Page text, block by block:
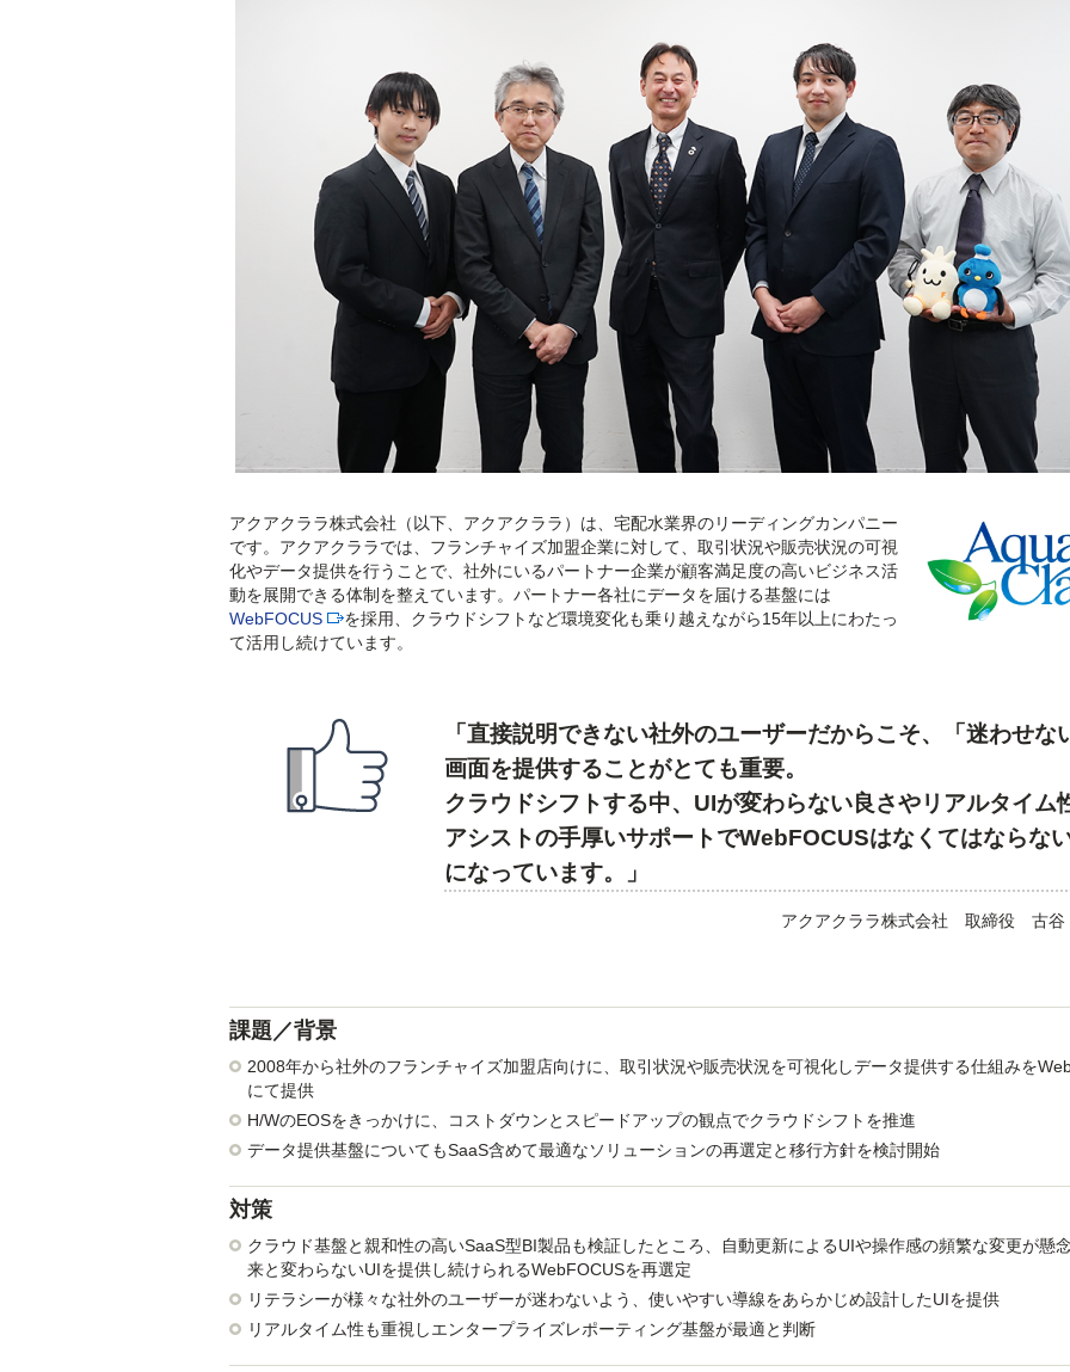
アクアクララ株式会社（以下、アクアクララ）は、宅配水業界のリーディングカンパニー
です。アクアクララでは、フランチャイズ加盟企業に対して、取引状況や販売状況の可視
化やデータ提供を行うことで、社外にいるパートナー企業が顧客満足度の高いビジネス活
動を展開できる体制を整えています。パートナー各社にデータを届ける基盤には
WebFOCUS
を採用、クラウドシフトなど環境変化も乗り越えながら15年以上にわたっ
て活用し続けています。
「直接説明できない社外のユーザーだからこそ、「迷わせな
画面を提供することがとても重要。
クラウドシフトする中、UIが変わらない良さやリアルタイム
アシストの手厚いサポートでWebFOCUSはなくてはならな
になっています。」
アクアクララ株式会社 取締役 古谷
課題／背景
2008年から社外のフランチャイズ加盟店向けに、取引状況や販売状況を可視化しデータ提供する仕組みを
にて提供
H/WのEOSをきっかけに、コストダウンとスピードアップの観点でクラウドシフトを推進
データ提供基盤についてもSaaS含めて最適なソリューションの再選定と移行方針を検討開始
対策
クラウド基盤と親和性の高いSaaS型BI製品も検証したところ、自動更新によるUIや操作感の頻繁な変更が懸
来と変わらないUIを提供し続けられるWebFOCUSを再選定
リテラシーが様々な社外のユーザーが迷わないよう、使いやすい導線をあらかじめ設計したUIを提供
リアルタイム性も重視しエンタープライズレポーティング基盤が最適と判断